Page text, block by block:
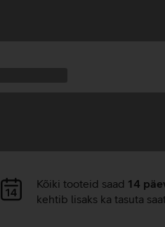
Andmete
laadimine
Kõiki tooteid saad 14
kehtib lisaks ka tasuta